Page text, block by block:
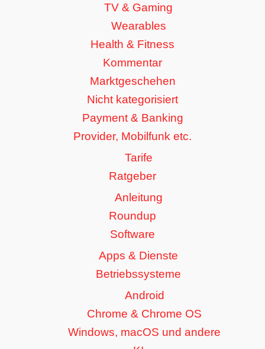
TV & Gaming
Wearables
Health & Fitness
Kommentar
Marktgeschehen
Nicht kategorisiert
Payment & Banking
Provider, Mobilfunk etc.
Tarife
Ratgeber
Anleitung
Roundup
Software
Apps & Dienste
Betriebssysteme
Android
Chrome & Chrome OS
Windows, macOS und andere